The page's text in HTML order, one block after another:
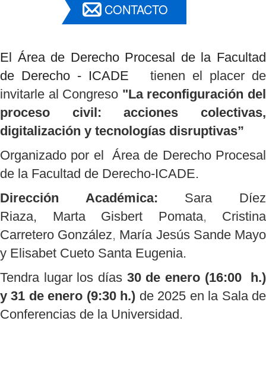
CONTACTO
El Área de Derecho Procesal de la Facultad
de Derecho - ICADE
tienen el placer de
invitarle al Congreso "La reconfiguración del
proceso civil: acciones colectivas,
digitalización y tecnologías disruptivas”
Organizado por el Área de Derecho Procesal
de la Facultad de Derecho-ICADE.
Dirección Académica:
Sara Díez
Riaza,
Marta Gisbert Pomata, Cristina
Carretero González, María Jesús Sande Mayo
y Elisabet Cueto Santa Eugenia.
Tendra lugar los días 30 de enero (16:00 h.)
y 31 de enero (9:30 h.) de 2025 en la Sala de
Conferencias de la Universidad.